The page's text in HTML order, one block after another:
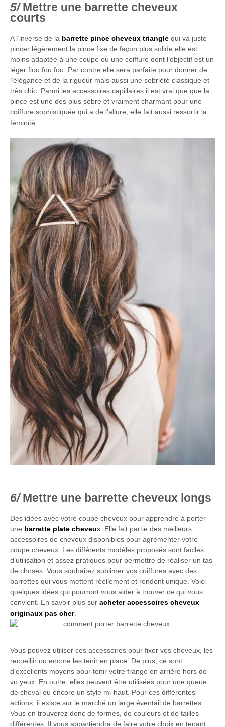
Mettre une barrette cheveux
courts
A l’inverse de la barrette pince cheveux triangle qui va juste
pincer légèrement la pince fixe de façon plus solide elle est
moins adaptée à une coupe ou une coiffure dont l’objectif est un
léger flou fou fou. Par contre elle sera parfaite pour donner de
l’élégance et de la rigueur mais aussi une sobriété classique et
très chic. Parmi les accessoires capillaires il est vrai que que la
pince est une des plus sobre et vraiment charmant pour une
coiffure sophistiquée qui a de l’allure, elle fait aussi ressortir la
féminité.
Mettre une barrette cheveux longs
Des idées avec votre coupe cheveux pour apprendre à porter
une barrette plate cheveux . Elle fait partie des meilleurs
accessoires de cheveux disponibles pour agrémenter votre
coupe cheveux. Les différents modèles proposés sont faciles
d’utilisation et assez pratiques pour permettre de réaliser un tas
de choses. Vous souhaitez sublimer vos coiffures avec des
barrettes qui vous mettent réellement et rendent unique. Voici
quelques idées qui pourront vous aider à trouver ce qui vous
convient. En savoir plus sur acheter accessoires cheveux
originaux pas cher.
Vous pouvez utiliser ces accessoires pour fixer vos cheveux, les
recueillir ou encore les tenir en place. De plus, ce sont
d’excellents moyens pour tenir votre frange en arrière hors de
vo yeux. En outre, elles peuvent être utilisées pour une queue
de cheval ou encore un style mi-haut. Pour ces différentes
actions, il existe sur le marché un large éventail de barrettes.
Vous en trouverez donc de formes, de couleurs et de tailles
différentes. Il vous appartiendra de faire votre choix en tenant